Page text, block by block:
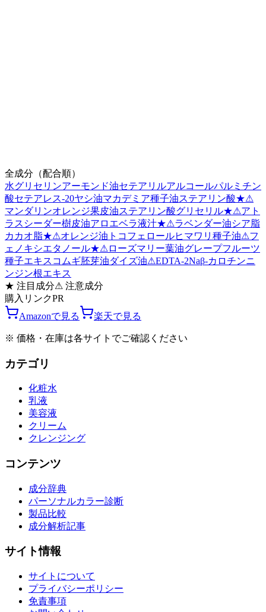
全成分（配合順）
水グリセリンアーモンド油セテアリルアルコールパルミチン
酸セテアレス-20ヤシ油マカデミア種子油ステアリン酸★⚠
マンダリンオレンジ果皮油ステアリン酸グリセリル★⚠アト
ラスシーダー樹皮油アロエベラ液汁★⚠ラベンダー油シア脂
カカオ脂★⚠オレンジ油 トコフェロールヒマワリ種子油⚠フ
ェノキシエタノール★⚠ ローズマリー葉油グレープフルーツ
種子エキス コムギ胚芽油ダイズ油⚠EDTA-2Naβ-カロチンニ
ンジン根エキス
★ 注目成分⚠ 注意成分
購入リンクPR
Amazonで見る
楽天で見る
※ 価格・在庫は各サイトでご確認ください
カテゴリ
化粧水
乳液
美容液
クリーム
クレンジング
コンテンツ
成分辞典
パーソナルカラー診断
製品比較
成分解析記事
サイト情報
サイトについて
プライバシーポリシー
免責事項